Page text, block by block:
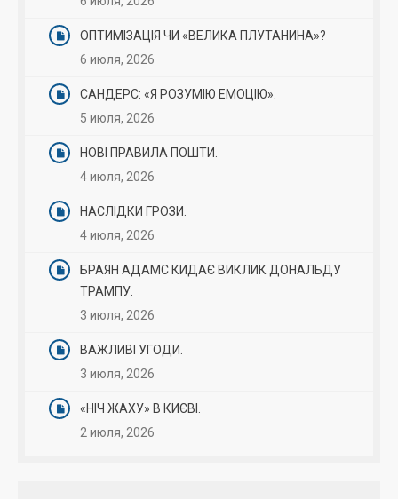
ОПТИМІЗАЦІЯ ЧИ «ВЕЛИКА ПЛУТАНИНА»?
6 июля, 2026
САНДЕРС: «Я РОЗУМІЮ ЕМОЦІЮ».
5 июля, 2026
НОВІ ПРАВИЛА ПОШТИ.
4 июля, 2026
НАСЛІДКИ ГРОЗИ.
4 июля, 2026
БРАЯН АДАМС КИДАЄ ВИКЛИК ДОНАЛЬДУ
ТРАМПУ.
3 июля, 2026
ВАЖЛИВІ УГОДИ.
3 июля, 2026
«НІЧ ЖАХУ» В КИЄВІ.
2 июля, 2026